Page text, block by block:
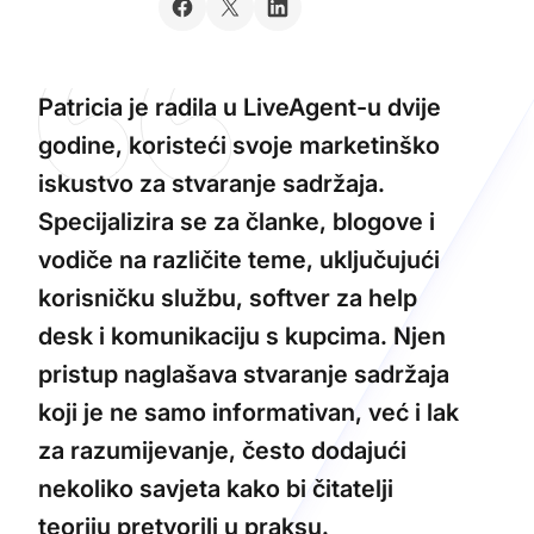
Patricia je radila u LiveAgent-u dvije
godine, koristeći svoje marketinško
iskustvo za stvaranje sadržaja.
Specijalizira se za članke, blogove i
vodiče na različite teme, uključujući
korisničku službu, softver za help
desk i komunikaciju s kupcima. Njen
pristup naglašava stvaranje sadržaja
koji je ne samo informativan, već i lak
za razumijevanje, često dodajući
nekoliko savjeta kako bi čitatelji
teoriju pretvorili u praksu.